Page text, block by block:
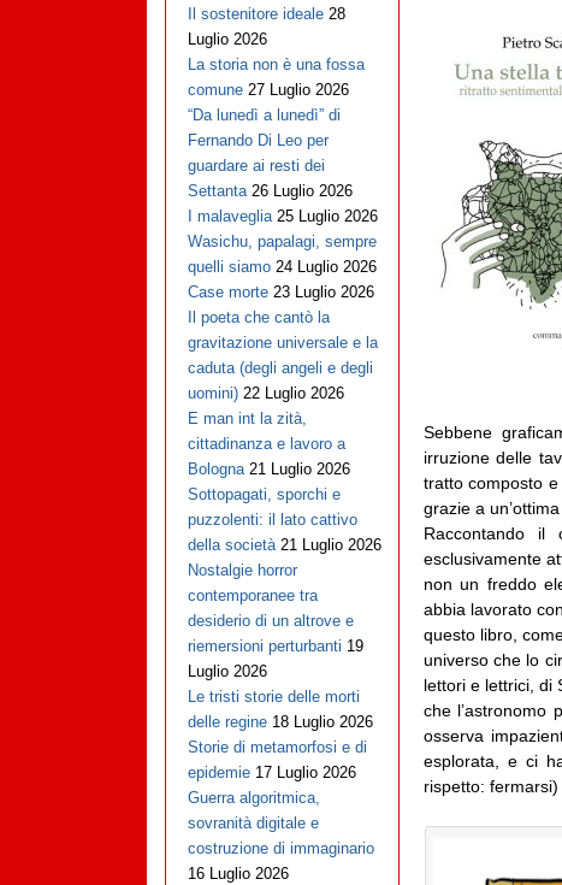
Sebbene
irruzione delle
tratto composto
grazie a
Raccontando
esclusivamente
non un freddo
abbia lavorato
questo libro,
universo che lo
lettori e lettrici, di
che l’astronomo
osserva
esplorata, e ci
rispetto:
Il sostenitore ideale 28
Luglio 2026
La storia non è una fossa
comune 27 Luglio 2026
“Da lunedì a lunedì” di
Fernando Di Leo per
guardare ai resti dei
Settanta 26 Luglio 2026
I malaveglia 25 Luglio 2026
Wasichu, papalagi, sempre
quelli siamo 24 Luglio 2026
Case morte 23 Luglio 2026
Il poeta che cantò la
gravitazione universale e la
caduta (degli angeli e degli
uomini) 22 Luglio 2026
E man int la zità,
cittadinanza e lavoro a
Bologna 21 Luglio 2026
Sottopagati, sporchi e
puzzolenti: il lato cattivo
della società 21 Luglio 2026
Nostalgie horror
contemporanee tra
desiderio di un altrove e
riemersioni perturbanti 19
Luglio 2026
Le tristi storie delle morti
delle regine 18 Luglio 2026
Storie di metamorfosi e di
epidemie 17 Luglio 2026
Guerra algoritmica,
sovranità digitale e
costruzione di immaginario
16 Luglio 2026